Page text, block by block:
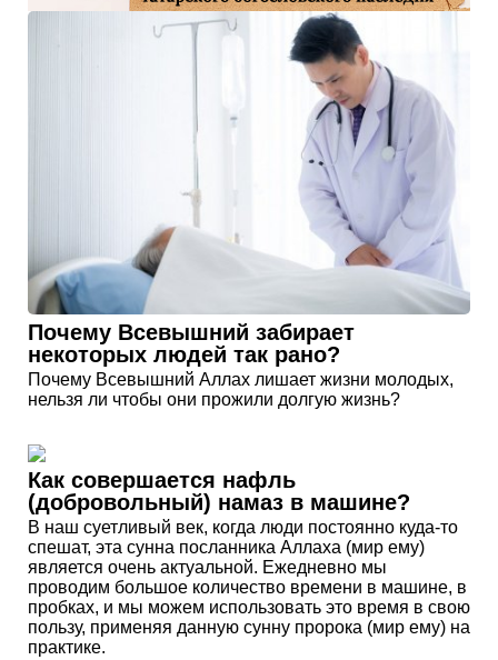
Почему Всевышний забирает
некоторых людей так рано?
Почему Всевышний Аллах лишает жизни молодых,
нельзя ли чтобы они прожили долгую жизнь?
Как совершается нафль
(добровольный) намаз в машине?
В наш суетливый век, когда люди постоянно куда-то
спешат, эта сунна посланника Аллаха (мир ему)
является очень актуальной. Ежедневно мы
проводим большое количество времени в машине, в
пробках, и мы можем использовать это время в свою
пользу, применяя данную сунну пророка (мир ему) на
практике.